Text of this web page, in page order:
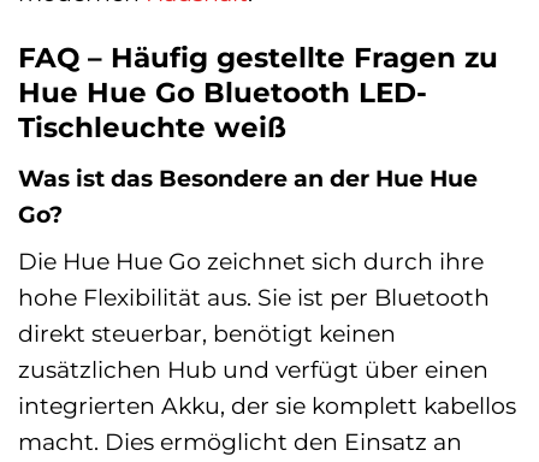
FAQ – Häufig gestellte Fragen zu
Hue Hue Go Bluetooth LED-
Tischleuchte weiß
Was ist das Besondere an der Hue Hue
Go?
Die Hue Hue Go zeichnet sich durch ihre
hohe Flexibilität aus. Sie ist per Bluetooth
direkt steuerbar, benötigt keinen
zusätzlichen Hub und verfügt über einen
integrierten Akku, der sie komplett kabellos
macht. Dies ermöglicht den Einsatz an